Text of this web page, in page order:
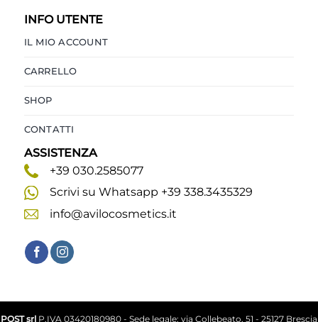
INFO UTENTE
IL MIO ACCOUNT
CARRELLO
SHOP
CONTATTI
ASSISTENZA
+39 030.2585077
Scrivi su Whatsapp +39 338.3435329
info@avilocosmetics.it
POST srl P.IVA 03420180980 - Sede legale: via Collebeato, 51 - 25127 Brescia